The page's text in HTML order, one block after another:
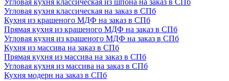
Угловая кухня классическая из шпона на заказ в СПб
Угловая кухня классическая на заказ в СПб
Кухня из крашеного МДФ на заказ в СПб
Прямая кухня из крашеного МДФ на заказ в СПб
Угловая кухня из крашеного МДФ на заказ в СПб
Кухня из массива на заказ в СПб
Прямая кухня из массива на заказ в СПб
Угловая кухня из массива на заказ в СПб
Кухня модерн на заказ в СПб